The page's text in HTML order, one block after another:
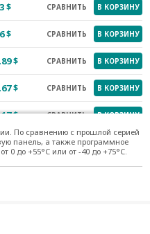
$ СРАВНИТЬ В КОРЗИНУ
$ СРАВНИТЬ В КОРЗИНУ
$ СРАВНИТЬ В КОРЗИНУ
$ СРАВНИТЬ В КОРЗИНУ
$ СРАВНИТЬ В КОРЗИНУ
$ СРАВНИТЬ В КОРЗИНУ
$ СРАВНИТЬ В КОРЗИНУ
По сравнению с прошлой серией
панель, а также программное
до +55°C или от -40 до +75°C.